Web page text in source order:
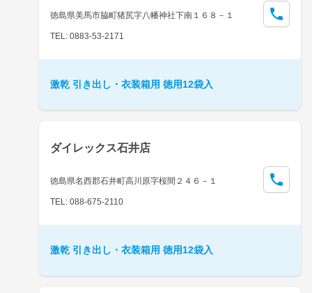
徳島県美馬市脇町猪尻字八幡神社下南１６８－１
TEL: 0883-53-2171
激乾 引き出し・衣装箱用 徳用12袋入
ダイレックス石井店
徳島県名西郡石井町高川原字桜間２４６－１
TEL: 088-675-2110
激乾 引き出し・衣装箱用 徳用12袋入